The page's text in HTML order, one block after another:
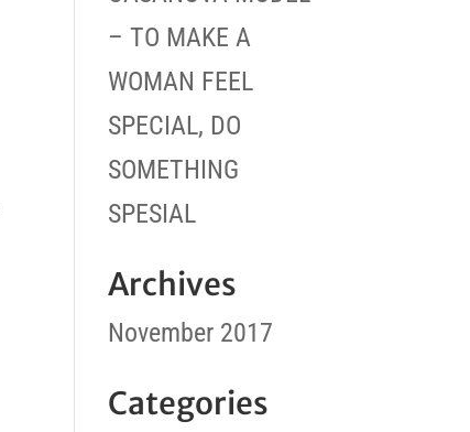
– TO MAKE A
WOMAN FEEL
SPECIAL, DO
SOMETHING
SPESIAL
Archives
November 2017
Categories